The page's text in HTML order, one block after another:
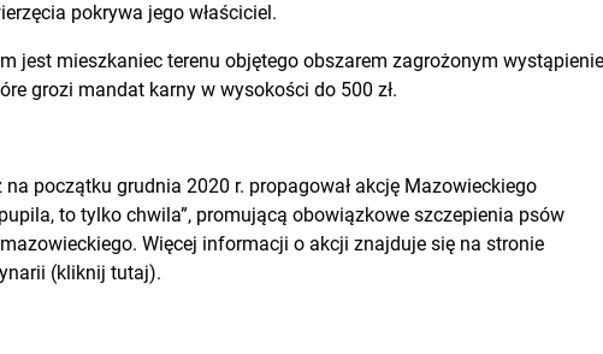
pokrywa jego właściciel.
jest mieszkaniec terenu objętego obszarem zagrożonym
grozi mandat karny w wysokości do 500 zł.
początku grudnia 2020 r. propagował akcję Mazowieckiego
to tylko chwila”, promującą obowiązkowe szczepienia psów
Więcej informacji o akcji znajduje się na stronie
(kliknij tutaj).